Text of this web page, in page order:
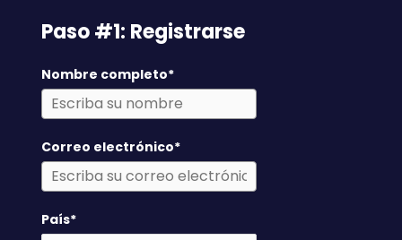
Paso #1: Registrarse
Nombre completo*
Correo electrónico*
País*